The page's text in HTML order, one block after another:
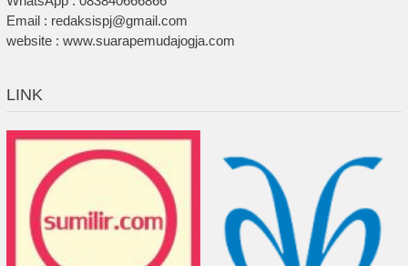
Email : redaksispj@gmail.com
website : www.suarapemudajogja.com
LINK